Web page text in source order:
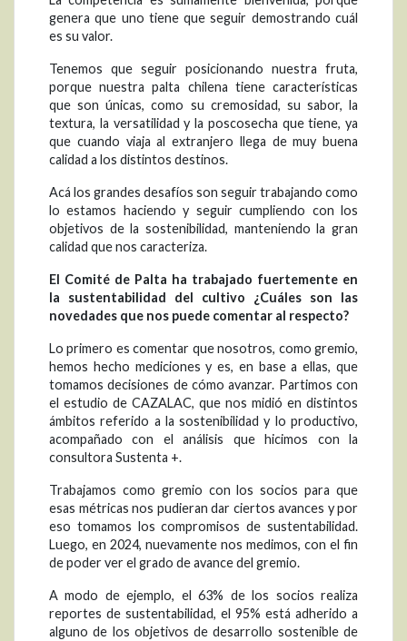
genera que uno tiene que seguir demostrando cuál
es su valor.
Tenemos que seguir posicionando nuestra fruta,
porque nuestra palta chilena tiene características
que son únicas, como su cremosidad, su sabor, la
textura, la versatilidad y la poscosecha que tiene, ya
que cuando viaja al extranjero llega de muy buena
calidad a los distintos destinos.
Acá los grandes desafíos son seguir trabajando como
lo estamos haciendo y seguir cumpliendo con los
objetivos de la sostenibilidad, manteniendo la gran
calidad que nos caracteriza.
El Comité de Palta ha trabajado fuertemente en
la sustentabilidad del cultivo ¿Cuáles son las
novedades que nos puede comentar al respecto?
Lo primero es comentar que nosotros, como gremio,
hemos hecho mediciones y es, en base a ellas, que
tomamos decisiones de cómo avanzar. Partimos con
el estudio de CAZALAC, que nos midió en distintos
ámbitos referido a la sostenibilidad y lo productivo,
acompañado con el análisis que hicimos con la
consultora Sustenta +.
Trabajamos como gremio con los socios para que
esas métricas nos pudieran dar ciertos avances y por
eso tomamos los compromisos de sustentabilidad.
Luego, en 2024, nuevamente nos medimos, con el fin
de poder ver el grado de avance del gremio.
A modo de ejemplo, el 63% de los socios realiza
reportes de sustentabilidad, el 95% está adherido a
alguno de los objetivos de desarrollo sostenible de